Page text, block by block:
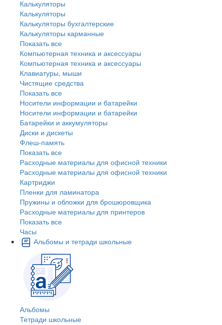
Калькуляторы
Калькуляторы
Калькуляторы бухгалтерские
Калькуляторы карманные
Показать все
Компьютерная техника и аксессуары
Компьютерная техника и аксессуары
Клавиатуры, мыши
Чистящие средства
Показать все
Носители информации и батарейки
Носители информации и батарейки
Батарейки и аккумуляторы
Диски и дискеты
Флеш-память
Показать все
Расходные материалы для офисной техники
Расходные материалы для офисной техники
Картриджи
Пленки для ламинатора
Пружины и обложки для брошюровщика
Расходные материалы для принтеров
Показать все
Часы
Альбомы и тетради школьные
Альбомы
Тетради школьные